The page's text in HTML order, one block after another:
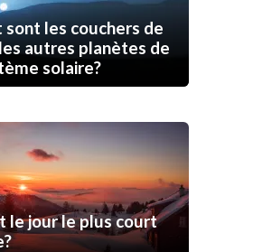
sont les couchers de
autres planètes de
solaire?
le jour le plus court